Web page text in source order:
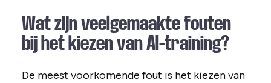
Wat zijn veelgemaakte fouten
bij het kiezen van AI-training?
De meest voorkomende fout is het kiezen van